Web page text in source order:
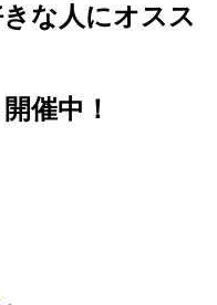
な人にオスス
催中！